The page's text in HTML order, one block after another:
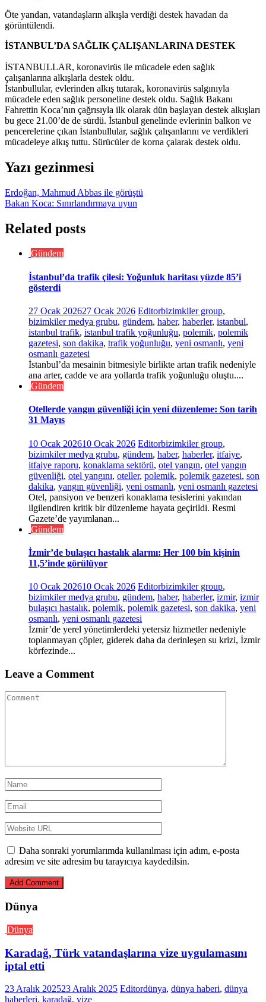
Öte yandan, vatandaşların alkışla verdiği destek havadan da
görüntülendi.
İSTANBUL’DA SAĞLIK ÇALIŞANLARINA DESTEK
İSTANBULLAR, koronavirüs ile mücadele eden sağlık
çalışanlarına alkışlarla destek oldu.
İstanbullular, evlerinden alkış tutarak, koronavirüs salgınıyla
mücadele eden sağlık personeline destek oldu. Sağlık Bakanı
Fahrettin Koca’nın çağrısıyla ilk olarak dün başlayan destek alkışları
bu gece 21.00’de de sürdü. İstanbul genelinde evlerinin balkon ve
pencerelerine çıkan İstanbullular, sağlık çalışanlarını ve verdikleri
mücadeleye alkış tuttu. Sürücüler de korna çalarak destek oldu.
Yazı gezinmesi
Erdoğan, Mahmud Abbas ile görüştü
Bakan Koca: Sınırlandırmaya uyun
Related posts
Gündem
İstanbul’da trafik çilesi: Yoğunluk haritası yüzde 85’i
gösterdi
27 Ocak 202627 Ocak 2026 Editorbizimkiler group,
bizimkiler medya grubu, gündem, haber, haberler, istanbul,
istanbul trafik, istanbul trafik yoğunluğu, polemik, polemik
gazetesi, son dakika, trafik yoğunluğu, yeni osmanlı, yeni
osmanlı gazetesi
İstanbul’da mesainin bitmesiyle birlikte artan trafik nedeniyle
ana arter, cadde ve ara yollarda trafik yoğunluğu oluştu....
Gündem
Otellerde yangın güvenliği için yeni düzenleme: Son tarih
31 Mayıs
10 Ocak 202610 Ocak 2026 Editorbizimkiler group,
bizimkiler medya grubu, gündem, haber, haberler, itfaiye,
itfaiye raporu, konaklama sektörü, otel yangın, otel yangın
güvenliği, otel yangını, oteller, polemik, polemik gazetesi, son
dakika, yangın güvenliği, yeni osmanlı, yeni osmanlı gazetesi
Otel, pansiyon ve benzeri konaklama tesislerini yakından
ilgilendiren kritik bir düzenleme hayata geçirildi. Resmi
Gazete’de yayımlanan...
Gündem
İzmir’de bulaşıcı hastalık alarmı: Her 100 bin kişinin
11,5’inde görülüyor
10 Ocak 202610 Ocak 2026 Editorbizimkiler group,
bizimkiler medya grubu, gündem, haber, haberler, izmir, izmir
bulaşıcı hastalık, polemik, polemik gazetesi, son dakika, yeni
osmanlı, yeni osmanlı gazetesi
İzmir’de yerel yönetimlerdeki yetersiz hizmetler nedeniyle
toplanmayan çöpler, giderek daha da derinleşen su krizi, İzmir
körfezinde...
Leave a Comment
Daha sonraki yorumlarımda kullanılması için adım, e-posta
adresim ve site adresim bu tarayıcıya kaydedilsin.
Dünya
Dünya
Karadağ, Türk vatandaşlarına vize uygulamasını
iptal etti
23 Aralık 202523 Aralık 2025 Editordünya, dünya haberi, dünya
haberleri, karadağ, vize